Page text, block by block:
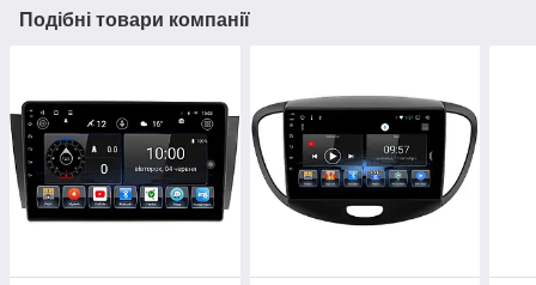
Подібні товари компанії